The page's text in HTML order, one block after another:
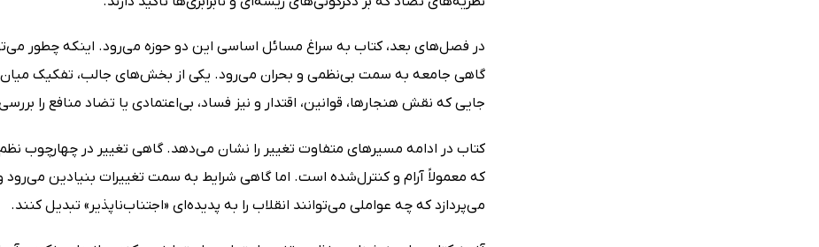
در فصل‌های بعد، کتاب به سراغ مسائل اساسی این دو حوزه می‌رود. اینکه چطور
گاهی جامعه به سمت بی‌نظمی و بحران می‌رود. یکی از بخش‌های جالب، تفکیک
جایی که نقش هنجارها، قوانین، اقتدار و نیز فساد، بی‌اعتمادی یا تضاد منافع را
کتاب در ادامه مسیرهای متفاوت تغییر را نشان می‌دهد. گاهی تغییر در چهارچوب
که معمولاً آرام و کنترل‌شده است. اما گاهی شرایط به سمت تغییرات بنیادین
می‌پردازد که چه عواملی می‌توانند انقلاب را به پدیده‌ای «اجتناب‌ناپذیر» تبدیل کنند.